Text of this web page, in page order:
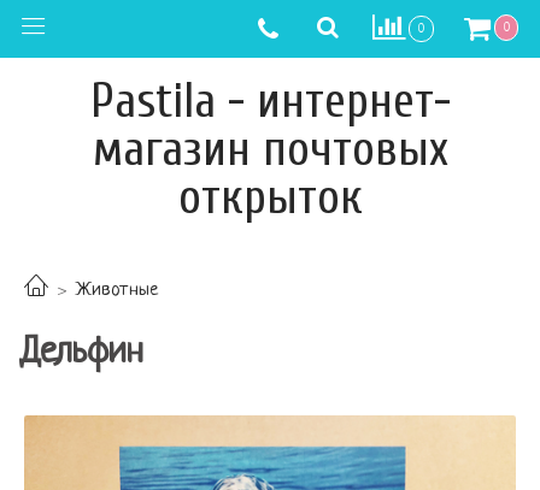
0 0
Pastila - интернет-
магазин почтовых
открыток
Животные
Дельфин